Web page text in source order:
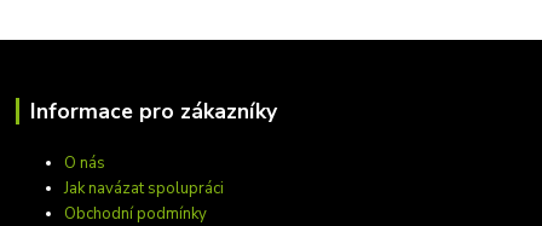
Informace pro zákazníky
O nás
Jak navázat spolupráci
Obchodní podmínky